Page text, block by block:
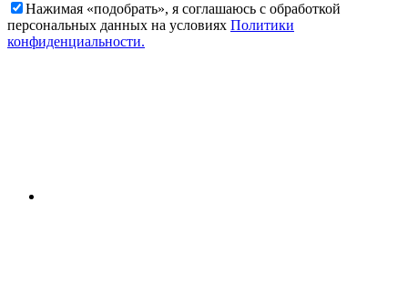
Нажимая «подобрать», я соглашаюсь c обработкой
персональных данных на условиях Политики
конфиденциальности.